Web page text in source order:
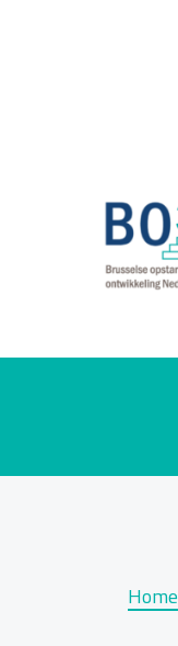
Home